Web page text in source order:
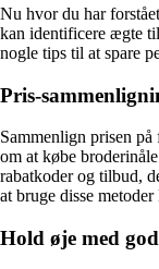
Nu hvor du har
kan identificere ægte
nogle tips til at spare
Pris-
Sammenlign prisen
om at købe
rabatkoder og tilbud,
at bruge disse
Hold øje med